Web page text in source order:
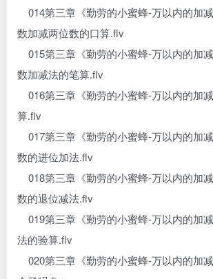
014第三章《勤劳的小蜜蜂-万以内的加
数加减两位数的口算.flv
015第三章《勤劳的小蜜蜂-万以内的加
数加减法的笔算.flv
016第三章《勤劳的小蜜蜂-万以内的加
算.flv
017第三章《勤劳的小蜜蜂-万以内的加
数的进位加法.flv
018第三章《勤劳的小蜜蜂-万以内的加
数的退位减法.flv
019第三章《勤劳的小蜜蜂-万以内的加
法的验算.flv
020第三章《勤劳的小蜜蜂-万以内的加